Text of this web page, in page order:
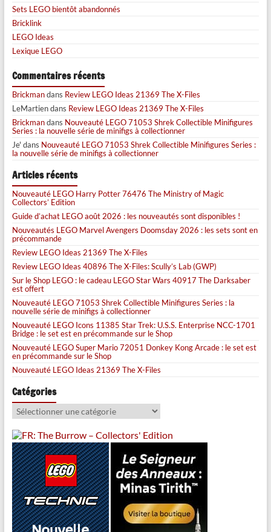
Sets LEGO bientôt abandonnés
Bricklink
LEGO Ideas
Lexique LEGO
Commentaires récents
Brickmandans Review LEGO Ideas 21369 The X-Files
LeMartiendans Review LEGO Ideas 21369 The X-Files
Brickmandans Nouveauté LEGO 71053 Shrek Collectible Minifigures
Series : la nouvelle série de minifigs à collectionner
Je' dans Nouveauté LEGO 71053 Shrek Collectible Minifigures Series :
la nouvelle série de minifigs à collectionner
Articles récents
Nouveauté LEGO Harry Potter 76476 The Ministry of Magic
Collectors’ Edition
Guide d’achat LEGO août 2026 : les nouveautés sont disponibles !
Nouveautés LEGO Marvel Avengers Doomsday 2026 : les sets sont en
précommande
Review LEGO Ideas 21369 The X-Files
Review LEGO Ideas 40896 The X-Files: Scully’s Lab (GWP)
Sur le Shop LEGO : le cadeau LEGO Star Wars 40917 The Darksaber
est offert
Nouveauté LEGO 71053 Shrek Collectible Minifigures Series : la
nouvelle série de minifigs à collectionner
Nouveauté LEGO Icons 11385 Star Trek: U.S.S. Enterprise NCC-1701
Bridge : le set est en précommande sur le Shop
Nouveauté LEGO Super Mario 72051 Donkey Kong Arcade : le set est
en précommande sur le Shop
Nouveauté LEGO Ideas 21369 The X-Files
Catégories
Catégories